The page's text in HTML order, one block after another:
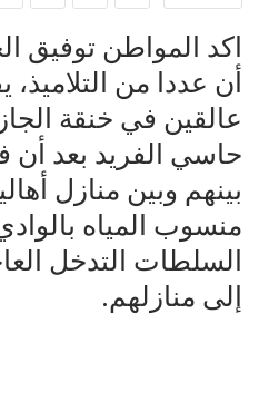
اكد المواطن توفيق
عالقين في خنقة
حاسي الفريد بعد
بينهم وبين منازل
منسوب المياه
السلطات التدخل
إلى منازلهم.